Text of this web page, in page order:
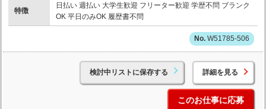
特徴
日払い 週払い 大学生歓迎 フリーター歓迎 学歴不問 ブランク
OK 平日のみOK 履歴書不問
W51785-506
検討中リストに保存する 詳細を見る
このお仕事に応募